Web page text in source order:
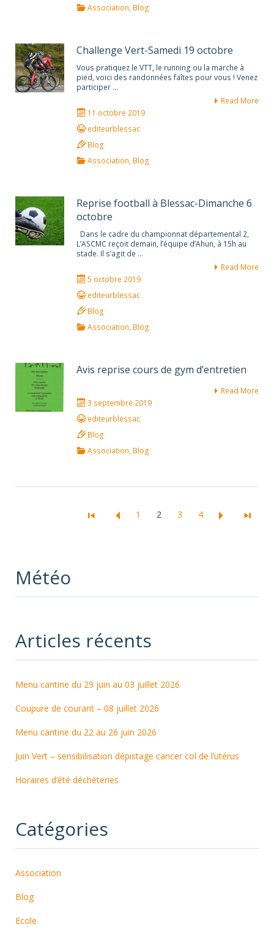
Association, Blog
Challenge Vert-Samedi 19 octobre
Vous pratiquez le VTT, le running ou la marche à
pied, voici des randonnées faîtes pour vous ! Venez
participer …
Read More
11 octobre 2019
editeurblessac
Blog
Association, Blog
Reprise football à Blessac-Dimanche 6
octobre
Dans le cadre du championnat départemental 2,
L’ASCMC reçoit demain, l’équipe d’Ahun, à 15h au
stade. Il s’agit de …
Read More
5 octobre 2019
editeurblessac
Blog
Association, Blog
Avis reprise cours de gym d’entretien
Read More
3 septembre 2019
editeurblessac
Blog
Association, Blog
1 2 3 4
Météo
Articles récents
Menu cantine du 29 juin au 03 juillet 2026
Coupure de courant – 08 juillet 2026
Menu cantine du 22 au 26 juin 2026
Juin Vert – sensibilisation dépistage cancer col de l’utérus
Horaires d’été déchèteries
Catégories
Association
Blog
Ecole